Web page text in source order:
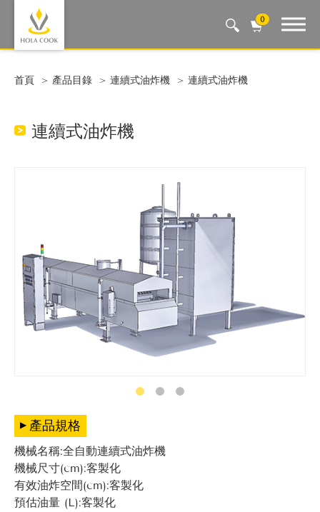
0
Auto Machine, Smart Life
首頁 產品目錄 連續式油炸機 連續式油炸機
連續式油炸機
產品規格
機械名稱:全自動連續式油炸機
機械尺寸(cm):客製化
有效油炸空間(cm):客製化
預估油量 (L):客製化